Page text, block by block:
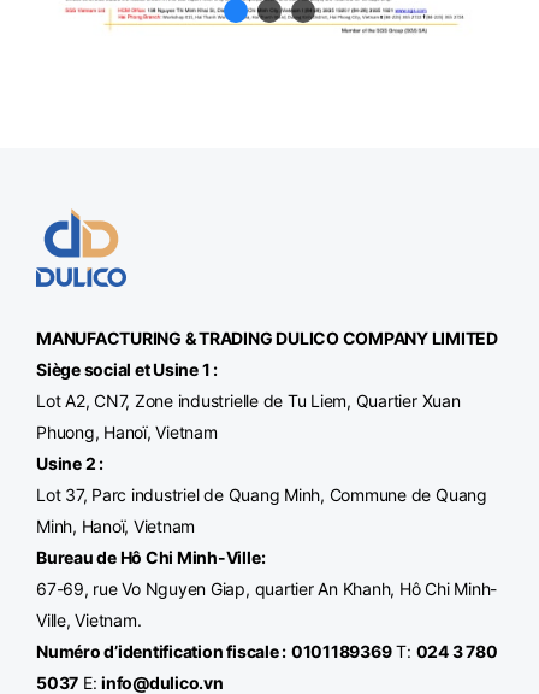
MANUFACTURING & TRADINGDULICOCOMPANY LIMITED
Siège social et Usine 1 :
Lot A2, CN7, Zone industrielle de Tu Liem, Quartier Xuan
Phuong, Hanoï, Vietnam
Usine 2 :
Lot 37, Parc industriel de Quang Minh, Commune de Quang
Minh, Hanoï, Vietnam
Bureau de Hô Chi Minh-Ville:
67-69, rue Vo Nguyen Giap, quartier An Khanh, Hô Chi Minh-
Ville, Vietnam.
Numéro d’identification fiscale : 0101189369T: 024 3 780
5037 E:info@dulico.vn